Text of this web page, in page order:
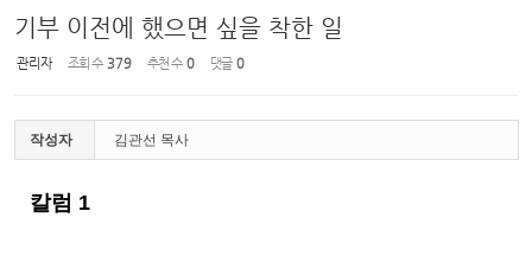
기부 이전에 했으면 싶을 착한 일
관리자 조회 수 379 추천 수 0 댓글 0
작성자 김관선 목사
칼럼 1